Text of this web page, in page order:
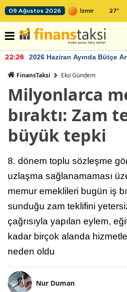
09 Ağustos 2026 27°
22:26 2026 Haziran Ayında Bütçe
FinansTaksi Eko Gündem
Milyonlarca
bıraktı: Zam
büyük tepki
8. dönem toplu sözleşme
uzlaşma sağlanamaması
memur emeklileri bugün iş
sunduğu zam teklifini
çağrısıyla yapılan eylem,
kadar birçok alanda
neden oldu
Nur Duman